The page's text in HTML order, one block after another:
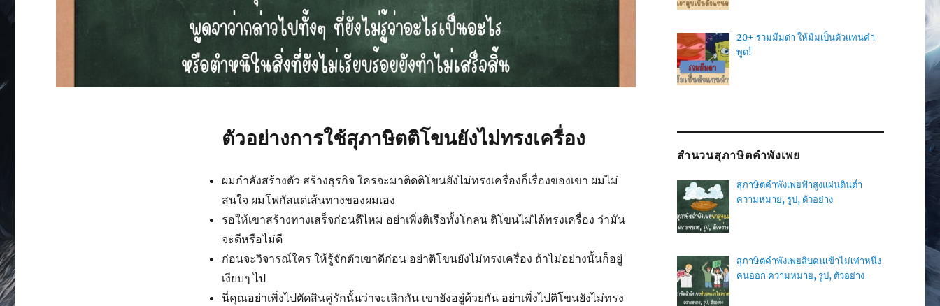
ตัวอย่างการใช้สุภาษิตติโขนยังไม่ทรงเครื่อง
ผมกำลังสร้างตัว สร้างธุรกิจ ใครจะมาติดติโขนยังไม่ทรงเครื่องก็เรื่องของเขา ผมไม่
สนใจ ผมโฟกัสแต่เส้นทางของผมเอง
รอให้เขาสร้างทางเสร็จก่อนดีไหม อย่าเพิ่งติเรือทั้งโกลน ติโขนไม่ได้ทรงเครื่อง ว่ามัน
จะดีหรือไม่ดี
ก่อนจะวิจารณ์ใคร ให้รู้จักตัวเขาดีก่อน อย่าติโขนยังไม่ทรงเครื่อง ถ้าไม่อย่างนั้นก็อยู่
เงียบๆ ไป
นี่คุณอย่าเพิ่งไปตัดสินคู่รักนั้นว่าจะเลิกกัน เขายังอยู่ด้วยกัน อย่าเพิ่งไปติโขนยังไม่ทรง
20+ รวมมีมด่า ให้มีมเป็นตัวแทนคำ
พูด!
สำนวนสุภาษิตคำพังเพย
สุภาษิตคำพังเพยฟ้าสูงแผ่นดินต่ำ
ความหมาย, รูป, ตัวอย่าง
สุภาษิตคำพังเพยสิบคนเข้าไม่เท่าหนึ่ง
คนออก ความหมาย, รูป, ตัวอย่าง